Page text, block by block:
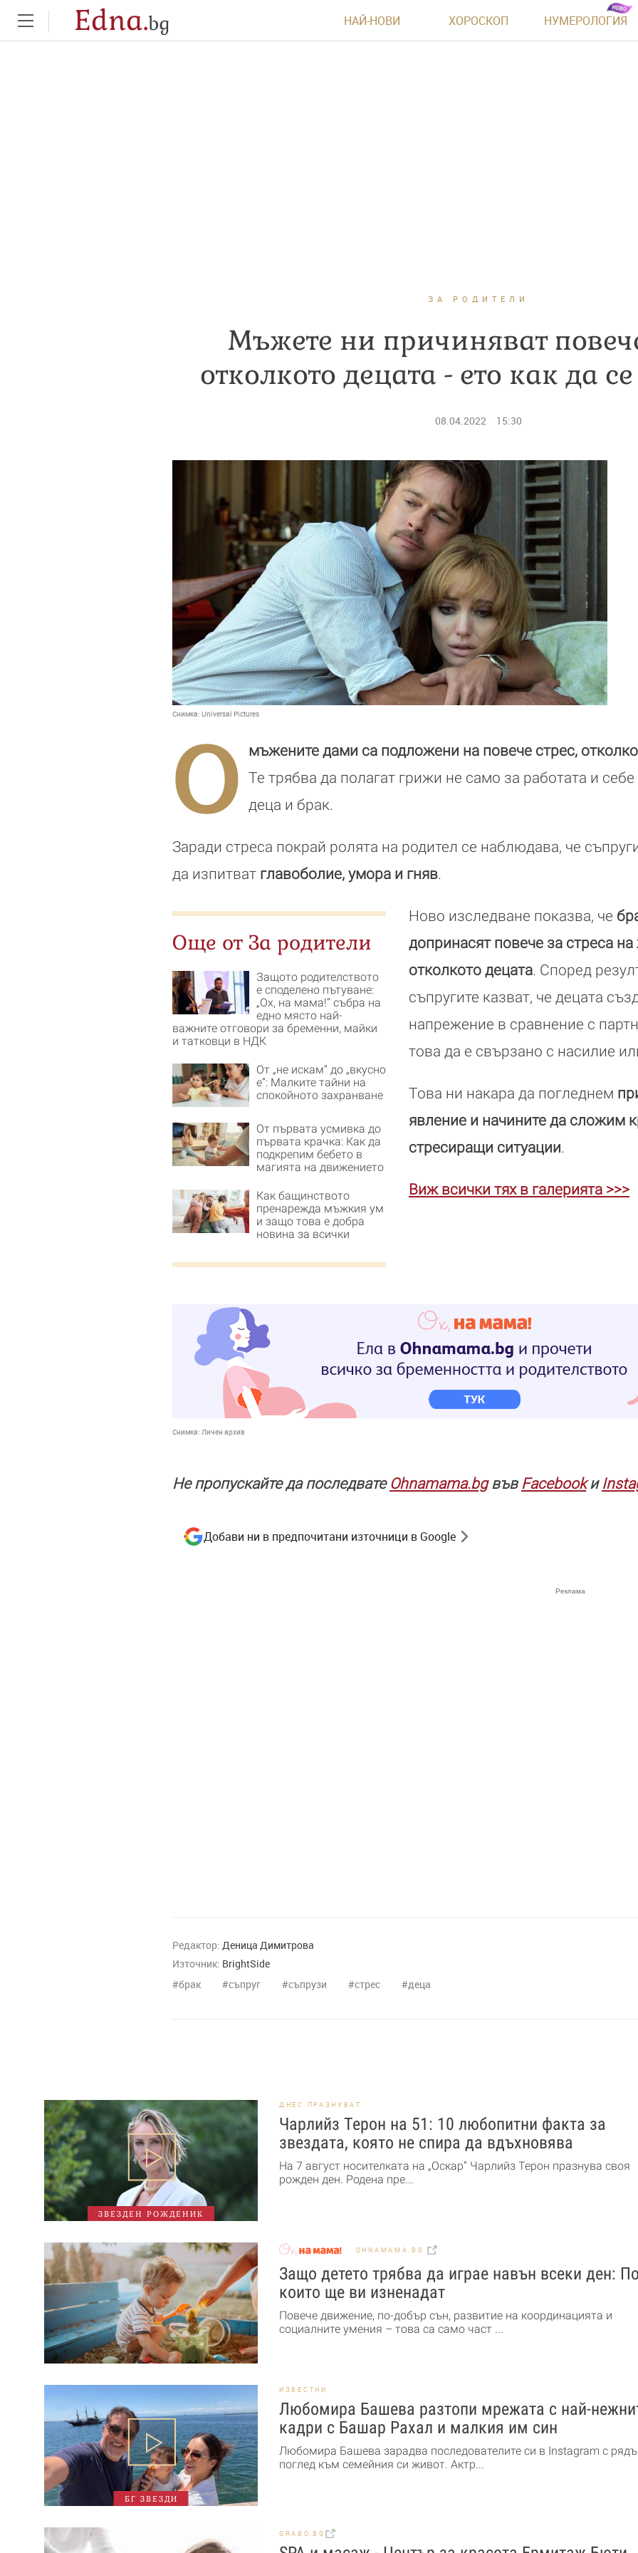
Edna.bg НАЙ-НОВИ ХОРОСКОП НУМЕРОЛОГИЯ
ЗА РОДИТЕЛИ
Мъжете ни причиняват
отколкото децата - ето как да
08.04.2022 15:30
Снимка: Universal Pictures
О
мъжените дами са подложени на повече стрес,
Те трябва да полагат грижи не само за работата и себе
деца и брак.
Заради стреса покрай ролята на родител се наблюдава, че
да изпитват главоболие, умора и гняв.
Още от За родители
Защото родителството
е споделено пътуване:
„Ох, на мама!“ събра на
едно място най-
важните отговори за бременни, майки
и татковци в НДК
От „не искам“ до „вкусно
е“: Малките тайни на
спокойното захранване
От първата усмивка до
първата крачка: Как да
подкрепим бебето в
магията на движението
Как бащинството
пренарежда мъжкия ум
и защо това е добра
новина за всички
Ново изследване показва, че
допринасят повече за стреса
отколкото децата. Според
съпругите казват, че децата
напрежение в сравнение с
това да е свързано с насилие
Това ни накара да погледнем
явление и начините да сложим
стресиращи ситуации.
Виж всички тях в галерията >>>
Снимка: Личен архив
Не пропускайте да последвате Ohnamama.bgвъв Facebookи
Добави ни в предпочитани източници в Google
Редактор: Деница Димитрова
Източник: BrightSide
брак
съпруг съпрузи стрес деца
ЗВЕЗДЕН РОЖДЕНИК
ДНЕС ПРАЗНУВАТ
Чарлийз Терон на 51: 10 любопитни факта за
звездата, която не спира да вдъхновява
На 7 август носителката на „Оскар“ Чарлийз Терон празнува своя
рожден ден. Родена пре...
OHNAMAMA.BG
Защо детето трябва да играе навън всеки ден:
които ще ви изненадат
Повече движение, по-добър сън, развитие на координацията и
социалните умения – това са само част ...
БГ ЗВЕЗДИ
ИЗВЕСТНИ
Любомира Башева разтопи мрежата с най-
кадри с Башар Рахал и малкия им син
Любомира Башева зарадва последователите си в Instagram с
поглед към семейния си живот. Актр...
GRABO.BG